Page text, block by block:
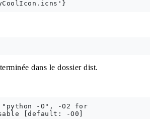
dans le dossier dist.
-O", -O2 for
[default: -O0]